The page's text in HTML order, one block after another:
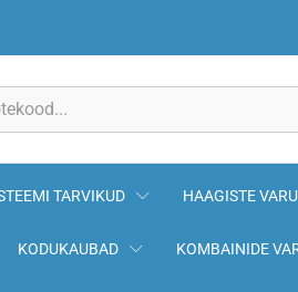
TARVIKUD HAAGISTE
KODUKAUBAD KOMBAINIDE